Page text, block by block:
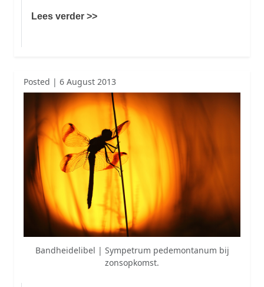
Lees verder >>
Posted | 6 August 2013
Bandheidelibel | Sympetrum pedemontanum bij
zonsopkomst.